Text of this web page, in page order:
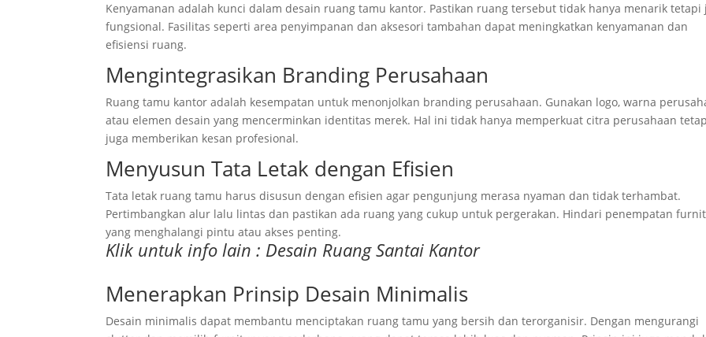
Kenyamanan adalah kunci dalam desain ruang tamu kantor. Pastikan ruang tersebut tidak hanya menarik tetapi
fungsional. Fasilitas seperti area penyimpanan dan aksesori tambahan dapat meningkatkan kenyamanan dan
efisiensi ruang.
Mengintegrasikan Branding Perusahaan
Ruang tamu kantor adalah kesempatan untuk menonjolkan branding perusahaan. Gunakan logo, warna
atau elemen desain yang mencerminkan identitas merek. Hal ini tidak hanya memperkuat citra perusahaan
juga memberikan kesan profesional.
Menyusun Tata Letak dengan Efisien
Tata letak ruang tamu harus disusun dengan efisien agar pengunjung merasa nyaman dan tidak terhambat.
Pertimbangkan alur lalu lintas dan pastikan ada ruang yang cukup untuk pergerakan. Hindari penempatan
yang menghalangi pintu atau akses penting.
Klik untuk info lain : Desain Ruang Santai Kantor
Menerapkan Prinsip Desain Minimalis
Desain minimalis dapat membantu menciptakan ruang tamu yang bersih dan terorganisir. Dengan mengurangi